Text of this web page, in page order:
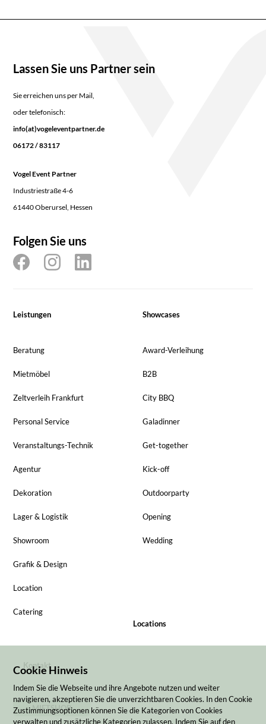
Lassen Sie uns Partner sein
Sie erreichen uns per Mail,
oder telefonisch:
info(at)vogeleventpartner.de
06172 / 83117
Vogel Event Partner
Industriestraße 4-6
61440 Oberursel, Hessen
Folgen Sie uns
Leistungen
Beratung
Mietmöbel
Zeltverleih Frankfurt
Personal Service
Veranstaltungs-Technik
Agentur
Dekoration
Lager & Logistik
Showroom
Grafik & Design
Location
Catering
Showcases
Award-Verleihung
B2B
City BBQ
Galadinner
Get-together
Kick-off
Outdoorparty
Opening
Wedding
Locations
Kontakt
MIETSHOP
Cookie Hinweis
Indem Sie die Webseite und ihre Angebote nutzen und weiter
navigieren, akzeptieren Sie die unverzichtbaren Cookies. In den Cookie
Zustimmungsoptionen können Sie die Kategorien von Cookies
verwalten und zusätzliche Kategorien zulassen. Indem Sie auf den